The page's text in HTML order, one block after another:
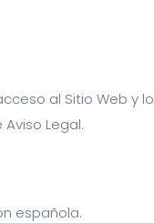
al Sitio Web
Legal.
española.